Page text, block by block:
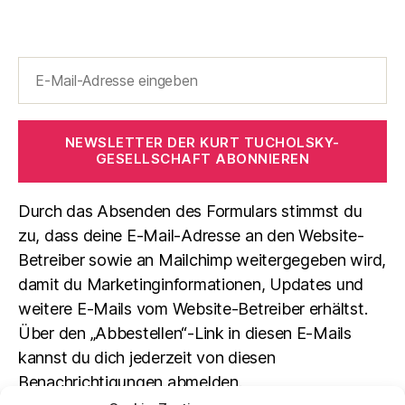
NEWSLETTER DER KURT TUCHOLSKY-
GESELLSCHAFT ABONNIEREN
Durch das Absenden des Formulars stimmst du
zu, dass deine E-Mail-Adresse an den Website-
Betreiber sowie an Mailchimp weitergegeben wird,
damit du Marketinginformationen, Updates und
weitere E-Mails vom Website-Betreiber erhältst.
Über den „Abbestellen“-Link in diesen E-Mails
kannst du dich jederzeit von diesen
Benachrichtigungen abmelden.